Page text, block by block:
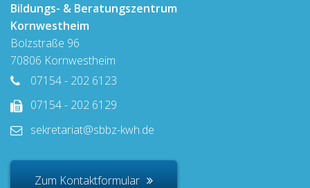
Bildungs- & Beratungszentrum
Kornwestheim
Bolzstraße 96
70806 Kornwestheim
07154 - 202 6123
07154 - 202 6129
sekretariat@sbbz-kwh.de
Zum Kontaktformular